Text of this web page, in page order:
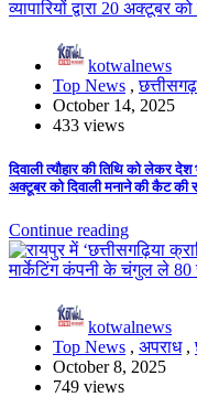
kotwalnews
Top News ,छत्तीसगढ़
October 14, 2025
433 views
दिवाली त्यौहार की तिथि को लेकर देश
अक्टूबर को दिवाली मनाने की कैट की
Continue reading
kotwalnews
Top News , अपराध,
October 8, 2025
749 views